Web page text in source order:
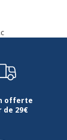
offerte
29€